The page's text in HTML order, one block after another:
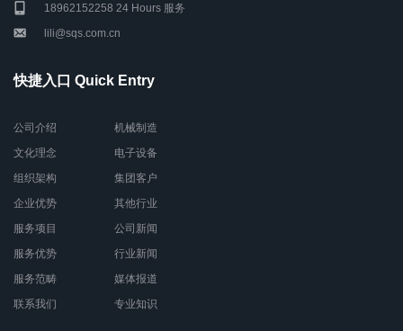
18962152258 24 Hours 服务
lili@sqs.com.cn
快捷入口 Quick Entry
公司介绍
文化理念
组织架构
企业优势
服务项目
服务优势
服务范畴
联系我们
机械制造
电子设备
集团客户
其他行业
公司新闻
行业新闻
媒体报道
专业知识